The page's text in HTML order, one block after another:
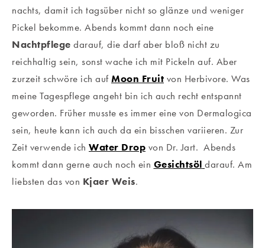
nachts, damit ich tagsüber nicht so glänze und weniger
Pickel bekomme. Abends kommt dann noch eine
Nachtpflege darauf, die darf aber bloß nicht zu
reichhaltig sein, sonst wache ich mit Pickeln auf. Aber
zurzeit schwöre ich aufMoon Fruit von Herbivore. Was
meine Tagespflege angeht bin ich auch recht entspannt
geworden. Früher musste es immer eine von Dermalogica
sein, heute kann ich auch da ein bisschen variieren. Zur
Zeit verwende ich Water Drop von Dr. Jart. Abends
kommt dann gerne auch noch ein Gesichtsöl darauf. Am
liebsten das von Kjaer Weis.